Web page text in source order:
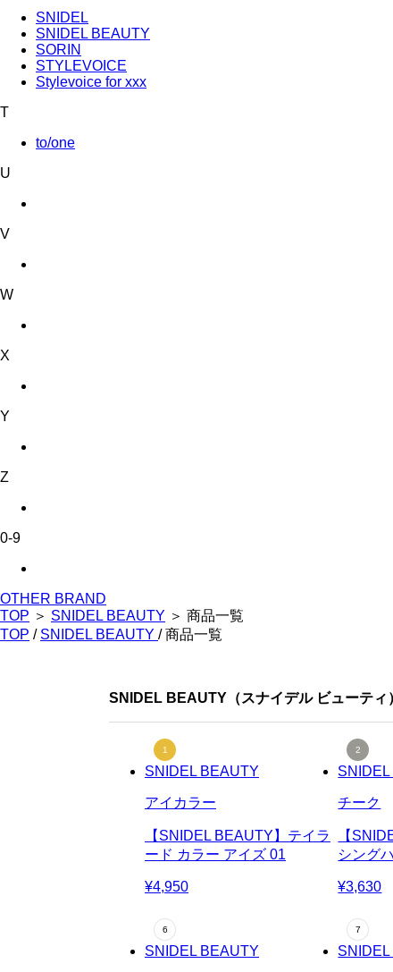
SNIDEL
SNIDEL BEAUTY
SORIN
STYLEVOICE
Stylevoice for xxx
T
to/one
U
V
W
X
Y
Z
0-9
OTHER BRAND
TOP ＞ SNIDEL BEAUTY ＞ 商品一覧
TOP / SNIDEL BEAUTY / 商品一覧
SNIDEL BEAUTY（スナイデル ビューティ
SNIDEL BEAUTY
アイカラー
【SNIDEL BEAUTY】テイラ
ード カラー アイズ 01
¥4,950
チーク
【
シング
¥3,630
SNIDEL BEAUTY